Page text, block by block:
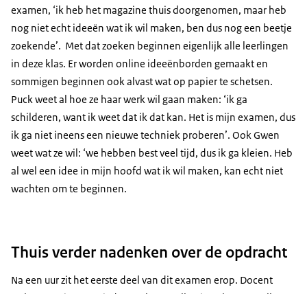
examen, ‘ik heb het magazine thuis doorgenomen, maar heb
nog niet echt ideeën wat ik wil maken, ben dus nog een beetje
zoekende’. Met dat zoeken beginnen eigenlijk alle leerlingen
in deze klas. Er worden online ideeënborden gemaakt en
sommigen beginnen ook alvast wat op papier te schetsen.
Puck weet al hoe ze haar werk wil gaan maken: ‘ik ga
schilderen, want ik weet dat ik dat kan. Het is mijn examen, dus
ik ga niet ineens een nieuwe techniek proberen’. Ook Gwen
weet wat ze wil: ‘we hebben best veel tijd, dus ik ga kleien. Heb
al wel een idee in mijn hoofd wat ik wil maken, kan echt niet
wachten om te beginnen.
Thuis verder nadenken over de opdracht
Na een uur zit het eerste deel van dit examen erop. Docent